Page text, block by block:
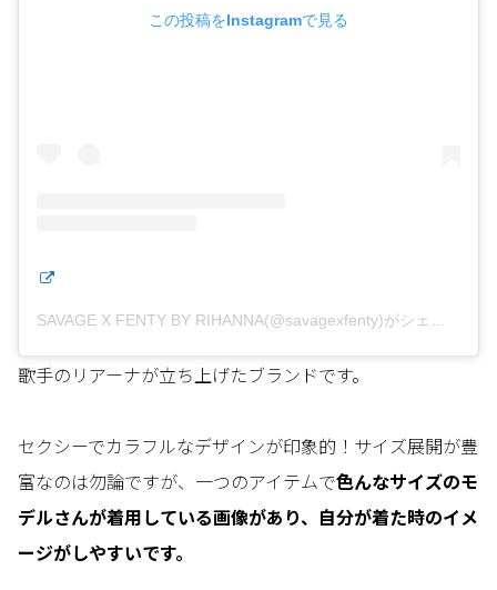
この投稿をInstagramで見る
歌手のリアーナが立ち上げたブランドです。
セクシーでカラフルなデザインが印象的！サイズ展開が豊
富なのは勿論ですが、一つのアイテムで色んなサイズのモ
デルさんが着用している画像があり、自分が着た時のイメ
ージがしやすいです。